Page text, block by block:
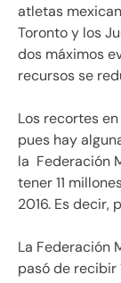
atletas
Toronto y los
dos máximos
recursos se
Los recortes
pues hay
la Federación
tener 11
2016. Es decir,
La Federación
pasó de recibir